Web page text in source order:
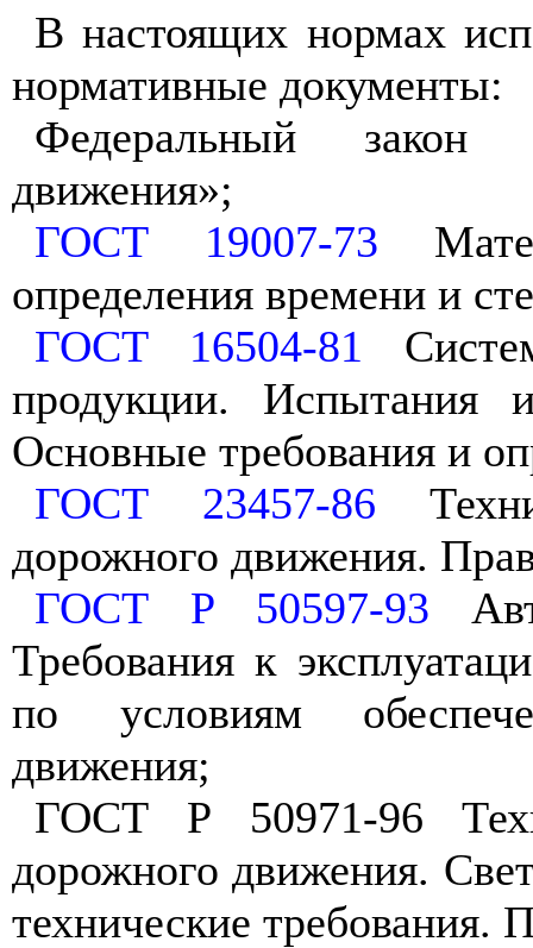
В настоящих нормах
нормативные документы:
Федеральный закон
движения»;
ГОСТ 19007-73
определения времени и
ГОСТ 16504-81
продукции. Испытания
Основные требования и
ГОСТ 23457-86
дорожного движения.
ГОСТ Р 50597-93
Требования к
по условиям
движения;
ГОСТ Р 50971-96
дорожного движения.
технические требования.